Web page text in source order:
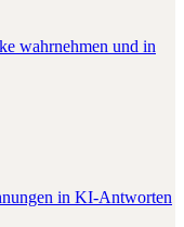
wahrnehmen und in
in KI-Antworten